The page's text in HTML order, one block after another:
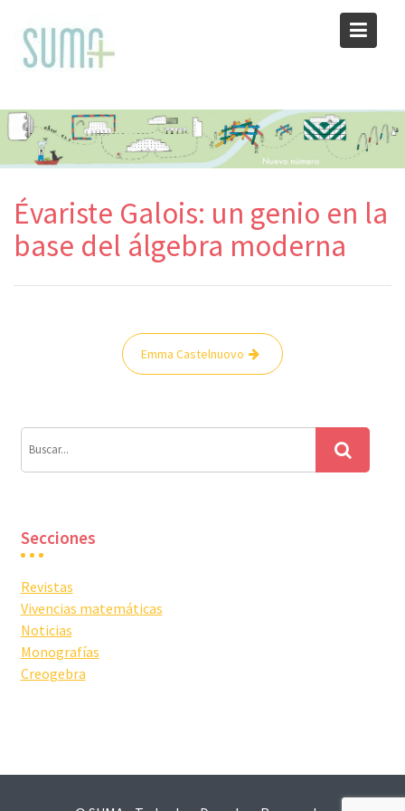
content
Évariste Galois: un genio en la
base del álgebra moderna
Navegación
Emma Castelnuovo
Secciones
Revistas
Vivencias matemáticas
Noticias
Monografías
Creogebra